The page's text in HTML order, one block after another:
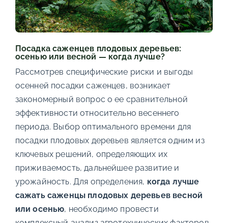
Посадка саженцев плодовых деревьев:
осенью или весной — когда лучше?
Рассмотрев специфические риски и выгоды
осенней посадки саженцев, возникает
закономерный вопрос о ее сравнительной
эффективности относительно весеннего
периода. Выбор оптимального времени для
посадки плодовых деревьев является одним из
ключевых решений, определяющих их
приживаемость, дальнейшее развитие и
урожайность. Для определения, когда лучше
сажать саженцы плодовых деревьев весной
или осенью, необходимо провести